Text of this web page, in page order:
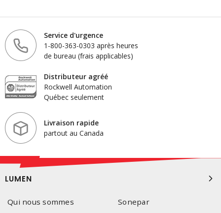
Service d'urgence
1-800-363-0303 après heures
de bureau (frais applicables)
Distributeur agréé
Rockwell Automation
Québec seulement
Livraison rapide
partout au Canada
LUMEN
Qui nous sommes
Sonepar